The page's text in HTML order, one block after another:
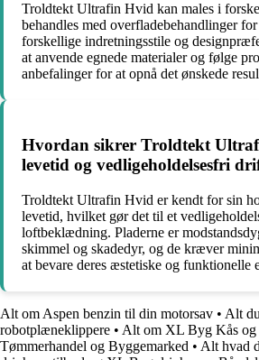
Troldtekt Ultrafin Hvid kan males i
behandles med overfladebehandlinger
forskellige indretningsstile og
at anvende egnede materialer og følge
anbefalinger for at opnå det ønskede
Hvordan sikrer Troldtekt
levetid og vedligeholdelsesfri
Troldtekt Ultrafin Hvid er kendt for sin
levetid, hvilket gør det til et
loftbeklædning. Pladerne er
skimmel og skadedyr, og de kræver
at bevare deres æstetiske og funktionelle
Alt om Aspen benzin til din motorsav • Alt
robotplæneklippere • Alt om XL Byg Kås og
Tømmerhandel og Byggemarked • Alt hvad